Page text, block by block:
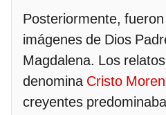
Posteriormente,
imágenes de Dios
Magdalena. Los
denomina Cristo
creyentes